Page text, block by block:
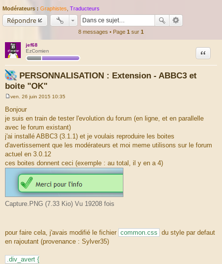
Modérateurs : Graphistes Traducteurs
Répondre
8 messages • Page 1 sur 1
jef68
EzComien
PERSONNALISATION : Extension - ABBC3 et
boite "OK"
Citation
s
s
g
e
ven. 26 juin 2015 10:35
Bonjour
je suis en train de tester l'evolution du forum (en ligne, et en parallelle
avec le forum existant)
j'ai installé ABBC3 (3.1.1) et je voulais reproduire les boites
d'avertissement que les modérateurs et moi meme utilisons sur le forum
actuel en 3.0.12
ces boites donnent ceci (exemple : au total, il y en a 4)
Capture.PNG (7.33 Kio) Vu 19208 fois
pour faire cela, j'avais modifié le fichier common.css du style par defaut
en rajoutant (provenance : Sylver35)
.div_avert {